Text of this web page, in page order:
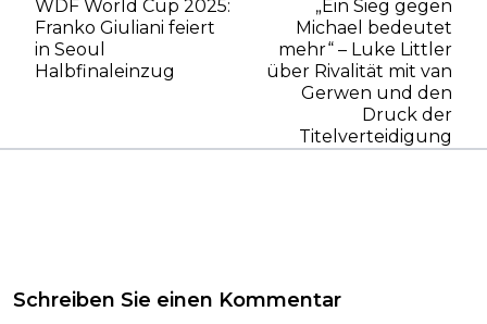
WDF World Cup 2025:
Franko Giuliani feiert
in Seoul
Halbfinaleinzug
„Ein Sieg gegen
Michael bedeutet
mehr“ – Luke Littler
über Rivalität mit van
Gerwen und den
Druck der
Titelverteidigung
Schreiben Sie einen Kommentar